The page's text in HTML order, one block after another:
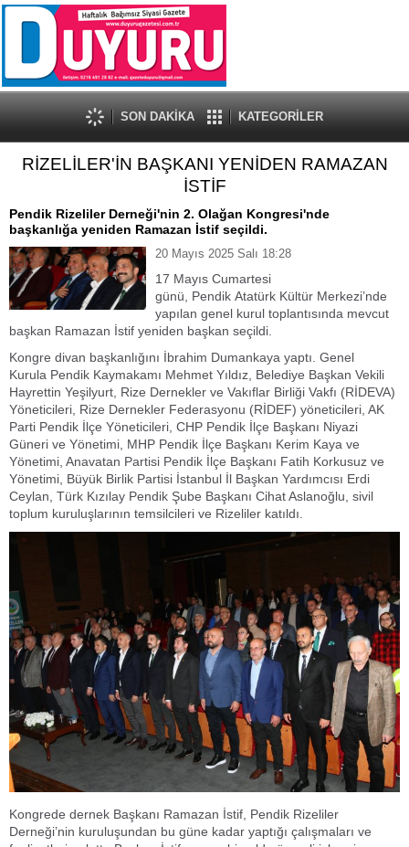
SON DAKİKA KATEGORİLER
RİZELİLER'İN BAŞKANI YENİDEN RAMAZAN
İSTİF
Pendik Rizeliler Derneği'nin 2. Olağan Kongresi'nde
başkanlığa yeniden Ramazan İstif seçildi.
20 Mayıs 2025 Salı 18:28
17 Mayıs Cumartesi
günü, Pendik Atatürk Kültür Merkezi’nde
yapılan genel kurul toplantısında mevcut
başkan Ramazan İstif yeniden başkan seçildi.
Kongre divan başkanlığını İbrahim Dumankaya yaptı. Genel
Kurula Pendik Kaymakamı Mehmet Yıldız, Belediye Başkan Vekili
Hayrettin Yeşilyurt, Rize Dernekler ve Vakıflar Birliği Vakfı (RİDEVA)
Yöneticileri, Rize Dernekler Federasyonu (RİDEF) yöneticileri, AK
Parti Pendik İlçe Yöneticileri, CHP Pendik İlçe Başkanı Niyazi
Güneri ve Yönetimi, MHP Pendik İlçe Başkanı Kerim Kaya ve
Yönetimi, Anavatan Partisi Pendik İlçe Başkanı Fatih Korkusuz ve
Yönetimi, Büyük Birlik Partisi İstanbul İl Başkan Yardımcısı Erdi
Ceylan, Türk Kızılay Pendik Şube Başkanı Cihat Aslanoğlu, sivil
toplum kuruluşlarının temsilcileri ve Rizeliler katıldı.
Kongrede dernek Başkanı Ramazan İstif, Pendik Rizeliler
Derneği’nin kuruluşundan bu güne kadar yaptığı çalışmaları ve